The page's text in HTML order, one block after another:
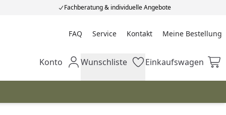
Fachberatung & individuelle Angebote
FAQ Service Kontakt Meine Bestellung
Meine Bestellung
Mein Konto
Konto Wunschliste
Wunschliste Einkaufswagen
Einkaufswagen